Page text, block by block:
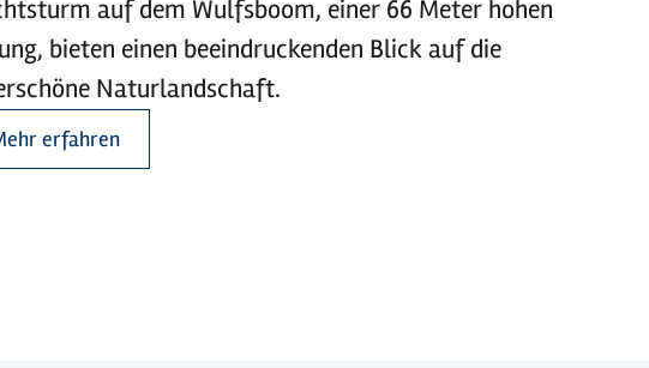
auf dem Wulfsboom, einer 66 Meter hohen
bieten einen beeindruckenden Blick auf die
Naturlandschaft.
erfahren